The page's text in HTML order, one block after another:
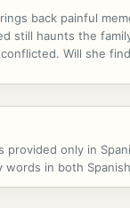
back painful
still haunts the
Will she
only in
in both